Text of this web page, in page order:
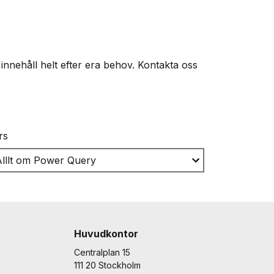
helt efter era behov. Kontakta oss
Huvudkontor
Centralplan 15
111 20 Stockholm